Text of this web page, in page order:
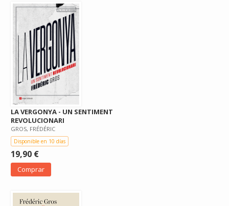
LA VERGONYA - UN SENTIMENT
REVOLUCIONARI
GROS, FRÉDÉRIC
Disponible en 10 días
19,90 €
Comprar